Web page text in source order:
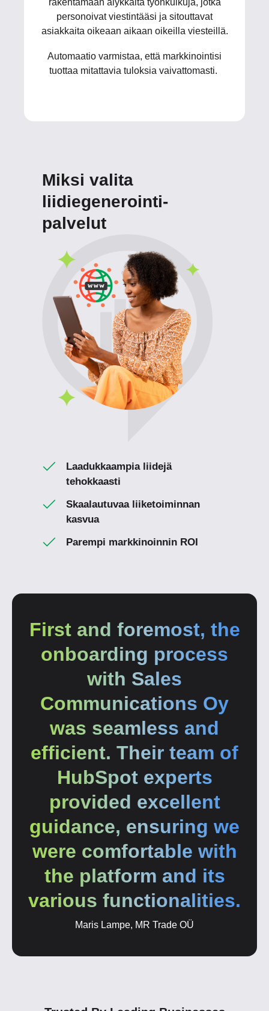
rakentamaan älykkäitä työnkulkuja, jotka
personoivat viestintääsi ja sitouttavat
asiakkaita oikeaan aikaan oikeilla viesteillä.
Automaatio varmistaa, että markkinointisi
tuottaa mitattavia tuloksia vaivattomasti.
Miksi valita
liidiegenerointi-
palvelut
Laadukkaampia liidejä
tehokkaasti
Skaalautuvaa liiketoiminnan
kasvua
Parempi markkinoinnin ROI
First and foremost, the
onboarding process
with Sales
Communications Oy
was seamless and
efficient. Their team of
HubSpot experts
provided excellent
guidance, ensuring we
were comfortable with
the platform and its
various functionalities.
Maris Lampe, MR Trade OÜ